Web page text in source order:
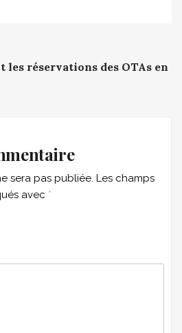
réservations des OTAs en
sera pas publiée. Les champs
avec *